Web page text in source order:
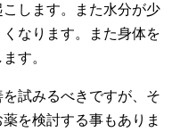
します。また水分が少
なります。また身体を
す。
試みるべきですが、そ
を検討する事もありま